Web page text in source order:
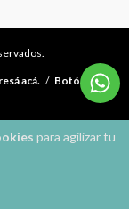
para agilizar tu
acá. / Botón de